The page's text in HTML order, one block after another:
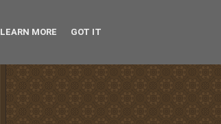
LEARN MORE GOT IT